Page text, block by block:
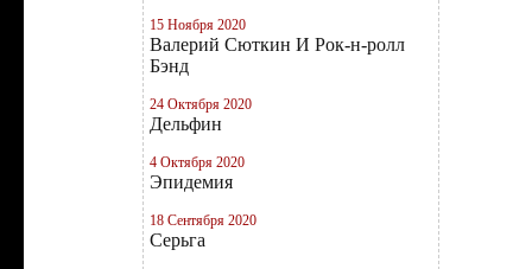
15 Ноября 2020
Валерий Сюткин И Рок-н-ролл
Бэнд
24 Октября 2020
Дельфин
4 Октября 2020
Эпидемия
18 Сентября 2020
Серьга